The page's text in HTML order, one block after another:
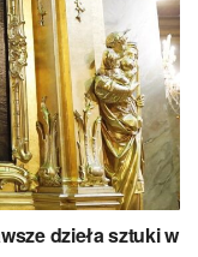
dzieła sztuki w